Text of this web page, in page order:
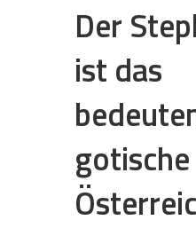
Der
ist das